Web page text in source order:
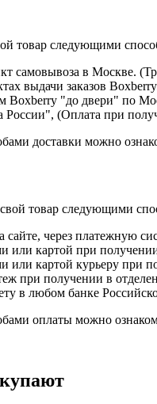
товар следующими
самовывоза в Москве.
выдачи заказов
Boxberry "до двери" по
России", (Оплата при
доставки можно
товар следующими
сайте, через платежную
или картой при
или картой курьеру при
при получении в
в любом банке
оплаты можно